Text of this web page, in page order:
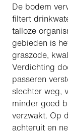
De bodem
filtert
talloze
gebieden is
graszode,
Verdichting
passeren
slechter weg,
minder goed
verzwakt. Op
achteruit en